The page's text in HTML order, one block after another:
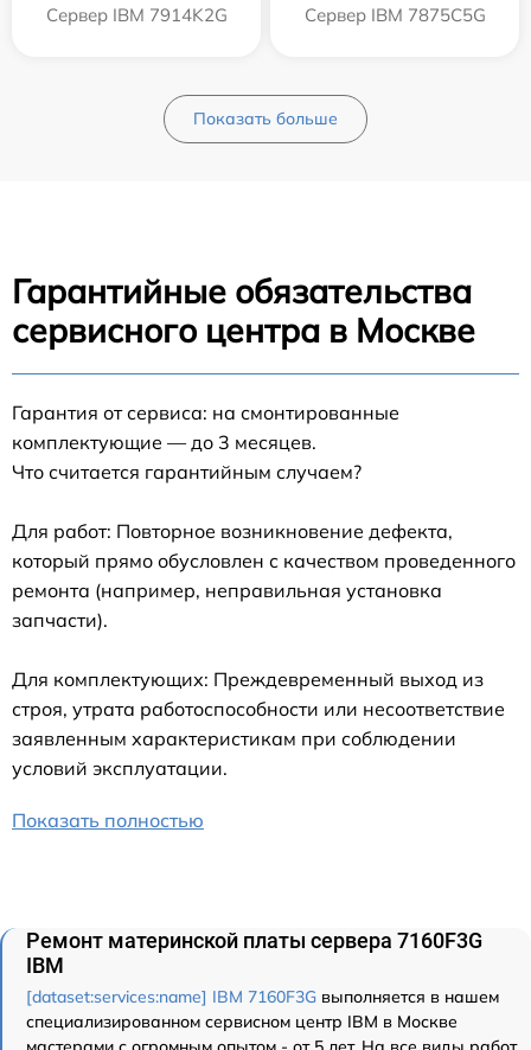
Сервер IBM 7914K2G Сервер IBM 7875C5G
Показать больше
Гарантийные обязательства
сервисного центра в Москве
Гарантия от сервиса: на смонтированные
комплектующие — до 3 месяцев.
Что считается гарантийным случаем?
Для работ: Повторное возникновение дефекта,
который прямо обусловлен с качеством проведенного
ремонта (например, неправильная установка
запчасти).
Для комплектующих: Преждевременный выход из
строя, утрата работоспособности или несоответствие
заявленным характеристикам при соблюдении
условий эксплуатации.
Показать полностью
Ремонт материнской платы сервера 7160F3G
IBM
[dataset:services:name] IBM 7160F3G выполняется в нашем
специализированном сервисном центр IBM в Москве